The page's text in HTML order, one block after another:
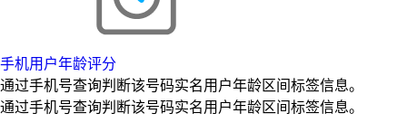
手机用户年龄评分
通过手机号查询判断该号码实名用户年龄区间标签信息。
通过手机号查询判断该号码实名用户年龄区间标签信息。